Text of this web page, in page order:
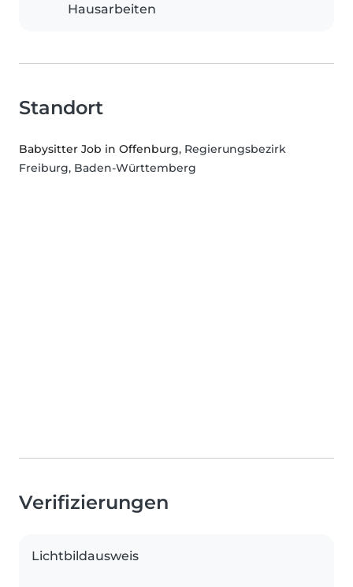
Hausarbeiten
Standort
Babysitter Job in Offenburg, Regierungsbezirk
Freiburg, Baden-Württemberg
Verifizierungen
Lichtbildausweis